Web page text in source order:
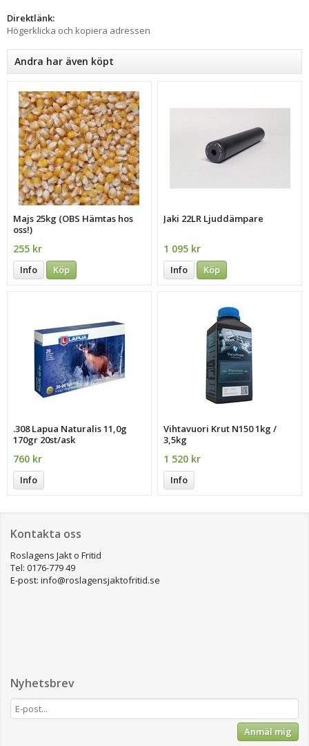
Direktlänk:
Högerklicka och kopiera adressen
Andra har även köpt
Majs 25kg (OBS Hämtas hos
oss!)
255 kr
Info Köp
Jaki 22LR Ljuddämpare
1 095 kr
Info Köp
.308 Lapua Naturalis 11,0g
170gr 20st/ask
760 kr
Info
Vihtavuori Krut N150 1kg /
3,5kg
1 520 kr
Info
Kontakta oss
Roslagens Jakt o Fritid
Tel: 0176-779 49
E-post: info@roslagensjaktofritid.se
Nyhetsbrev
Anmäl mig